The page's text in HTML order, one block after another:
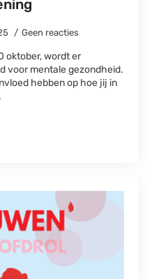
Geen reacties
oktober, wordt er
voor mentale gezondheid.
hebben op hoe jij in